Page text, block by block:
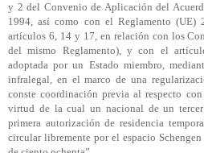
y 2 del Convenio de Aplicación del
1994, así como con el Reglamento (UE)
artículos 6, 14 y 17, en relación con los
del mismo Reglamento), y con el
adoptada por un Estado miembro,
infralegal, en el marco de una
conste coordinación previa al respecto
virtud de la cual un nacional de un
primera autorización de residencia
circular libremente por el espacio